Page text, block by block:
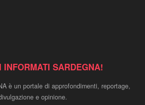
INFORMATI SARDEGNA!
è un portale di approfondimenti, reportage,
e opinione.